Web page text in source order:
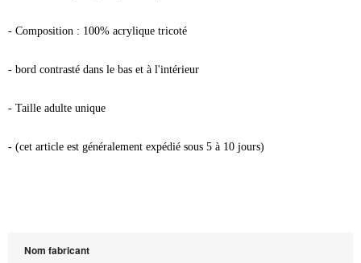
- Composition : 100% acrylique tricoté
- bord contrasté dans le bas et à l'intérieur
- Taille adulte unique
- (cet article est généralement expédié sous 5 à 10 jours)
Nom fabricant